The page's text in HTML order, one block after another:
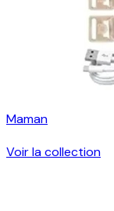
Maman
Voir la collection